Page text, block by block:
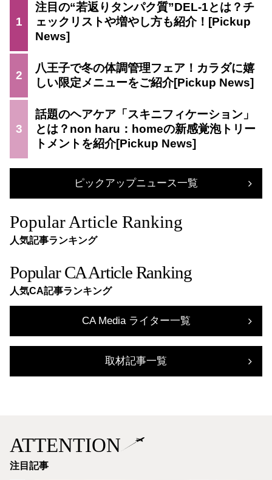
1
注目の“若返りタンパク質”DEL-1とは？チ
ェックリストや増やし方も紹介！
2
八王子で冬の体調管理フェア！カラダに嬉
しい限定メニューをご紹介
3
話題のヘアケア「スキニフィケーション」
とは？non haru：homeの新感覚泡トリー
トメントを紹介
ピックアップニュース一覧
Popular Article Ranking
人気記事ランキング
Popular CA Article Ranking
人気CA記事ランキング
CA Media ライター一覧
取材記事一覧
ATTENTION
注目記事